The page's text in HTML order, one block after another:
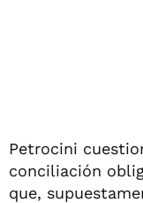
Petrocini
conciliación
que,